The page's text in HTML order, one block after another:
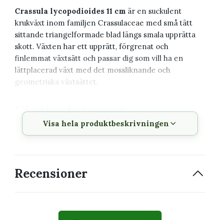
Crassula lycopodioides 11 cm är en suckulent
krukväxt inom familjen Crassulaceae med små tätt
sittande triangelformade blad längs smala upprätta
skott. Växten har ett upprätt, förgrenat och
finlemmat växtsätt och passar dig som vill ha en
lättplacerad växt med det mossliknande och
geometriska växtsättet.
Växtbeskrivning
Vetenskapligt
Crassula lycopodioides
Visa hela produktbeskrivningen
Recensioner